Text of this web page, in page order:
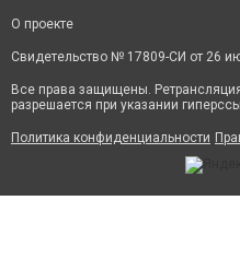
О проекте
Свидетельство № 17809-СИ от 26
Все права защищены.
разрешается при указании
Политика конфиденциальности